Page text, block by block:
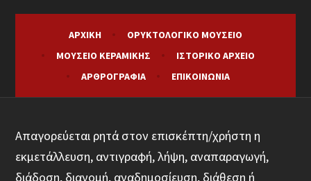
ΑΡΧΙΚΉ
ΟΡΥΚΤΟΛΟΓΙΚΌ ΜΟΥΣΕΊΟ
ΜΟΥΣΕΊΟ ΚΕΡΑΜΙΚΉΣ
ΙΣΤΟΡΙΚΌ ΑΡΧΕΊΟ
ΑΡΘΡΟΓΡΑΦΊΑ
ΕΠΙΚΟΙΝΩΝΊΑ
Απαγορεύεται ρητά στον επισκέπτη/χρήστη η
εκμετάλλευση, αντιγραφή, λήψη, αναπαραγωγή,
διάδοση, διανομή, αναδημοσίευση, διάθεση ή